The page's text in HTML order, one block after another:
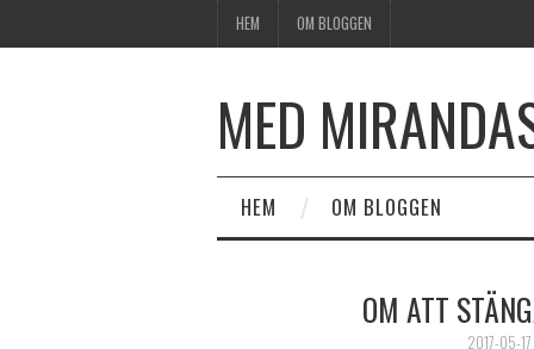
HEM OM BLOGGEN
MED
HEM OM BLOGGEN
OM ATT
2017-05-17